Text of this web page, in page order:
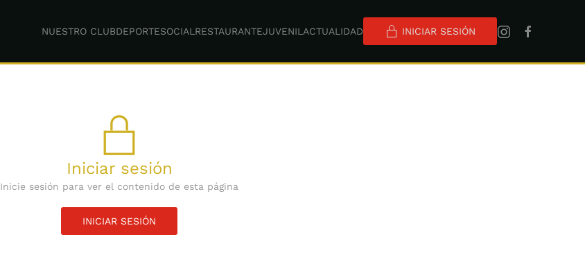
NUESTRO CLUBDEPORTESOCIAL RESTAURANTEJUVENIL ACTUALIDAD INICIAR SESIÓN
Iniciar sesión
Inicie sesión para ver el contenido de esta página
INICIAR SESIÓN